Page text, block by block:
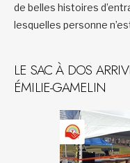
de belles histoires
lesquelles personne
LE SAC À DOS
ÉMILIE-GAMELIN